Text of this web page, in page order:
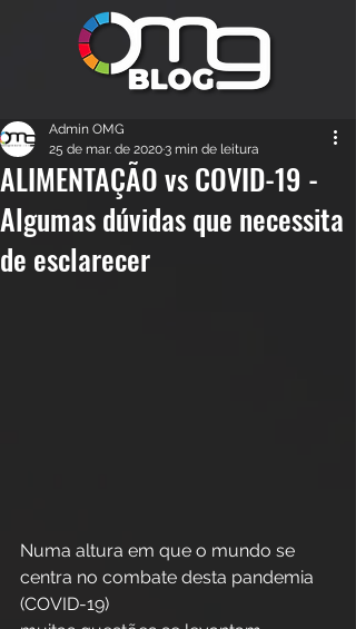
ALIMENTAÇÃO vs COVID-19 -
Algumas dúvidas que necessita
de esclarecer
Admin OMG
25 de mar. de 20203 min de leitura
Numa altura em que o mundo se
centra no combate desta pandemia
(COVID-19)